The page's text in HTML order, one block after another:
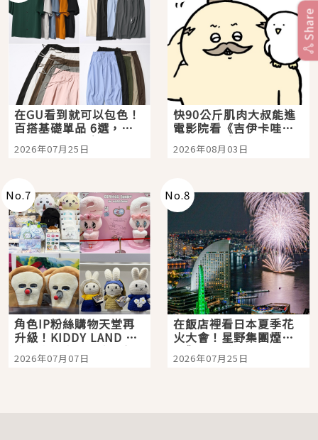
在GU看到就可以包色！
百搭基礎單品 6選，閉
眼全收也不心疼
2026年07月25日
快90公斤肌肉大叔能進
電影院看《吉伊卡哇》
嗎？日本重金屬樂團
「打首」會長與nagano
2026年08月03日
No.7
角色IP粉絲購物天堂再
升級！KIDDY LAND 原
宿店吉伊卡哇迎客，新
開幕 OMOKADO 店3分
2026年07月07日
No.8
在飯店裡看日本夏季花
火大會！星野集團煙火
景觀飯店6選，讓你不用
人擠人悠閒欣賞
2026年07月25日
Share